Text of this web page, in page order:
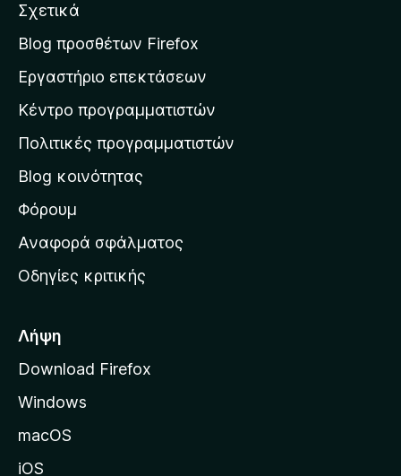
α
σ
σ
τ
η
α
ρ
χ
κ
σ
λ
ί
Σχετικά
Blog προσθέτων Firefox
Εργαστήριο επεκτάσεων
Κέντρο προγραμματιστών
Πολιτικές προγραμματιστών
Blog κοινότητας
Φόρουμ
Αναφορά σφάλματος
Οδηγίες κριτικής
Λήψη
Download Firefox
Windows
macOS
iOS